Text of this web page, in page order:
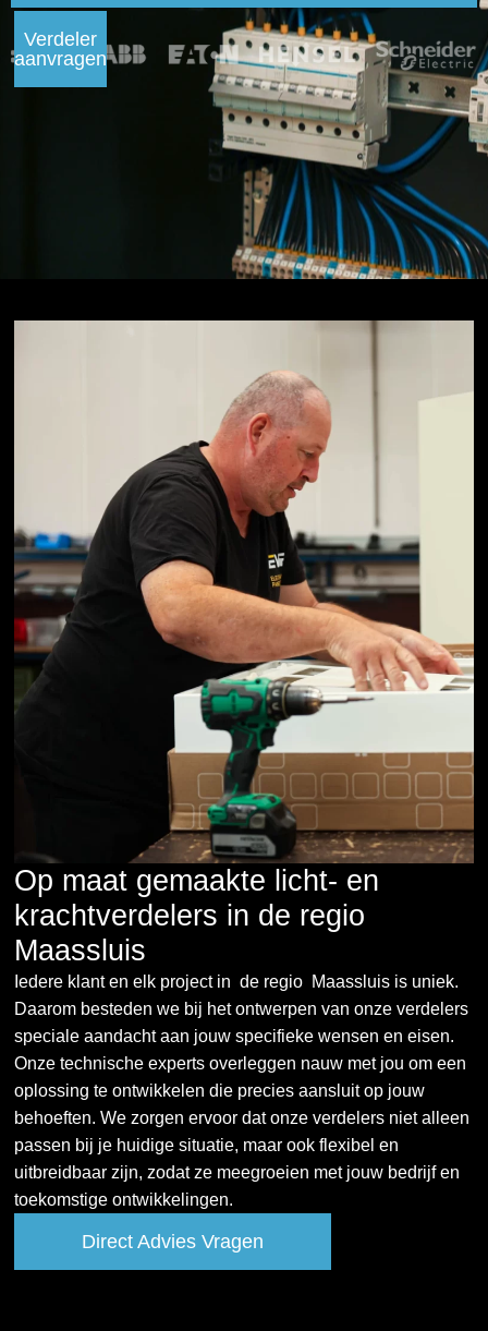
Verdeler
aanvragen
Op maat gemaakte licht- en
krachtverdelers in de regio
Maassluis
Iedere klant en elk project in de regio Maassluis is uniek.
Daarom besteden we bij het ontwerpen van onze verdelers
speciale aandacht aan jouw specifieke wensen en eisen.
Onze technische experts overleggen nauw met jou om een
oplossing te ontwikkelen die precies aansluit op jouw
behoeften. We zorgen ervoor dat onze verdelers niet alleen
passen bij je huidige situatie, maar ook flexibel en
uitbreidbaar zijn, zodat ze meegroeien met jouw bedrijf en
toekomstige ontwikkelingen.
Direct Advies Vragen